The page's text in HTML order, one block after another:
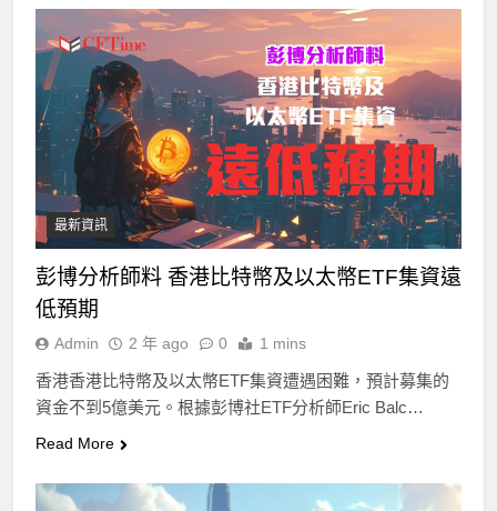
最新資訊
彭博分析師料 香港比特幣及以太幣ETF集資遠
低預期
Admin 2 年 ago 0 1 mins
香港香港比特幣及以太幣ETF集資遭遇困難，預計募集的
資金不到5億美元。根據彭博社ETF分析師Eric Balc…
Read More